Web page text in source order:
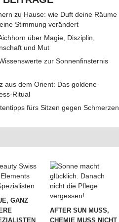
zu Hause: wie Duft deine Räume
Stimmung verändert
über Magie, Disziplin,
und Mut
zur Sonnenfinsternis
aus dem Orient: Das goldene
Ritual
fürs Sitzen gegen Schmerzen
GANZ
AFTER SUN MUSS,
CHEMIE MUSS NICHT